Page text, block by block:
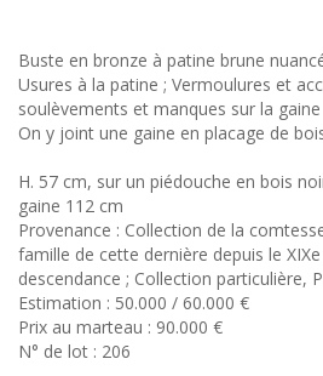
Buste en bronze à patine brune
Usures à la patine ; Vermoulures et
soulèvements et manques sur la gaine
On y joint une gaine en placage de
H. 57 cm, sur un piédouche en bois
gaine 112 cm
Provenance : Collection de la
famille de cette dernière depuis le
descendance ; Collection particulière,
Estimation : 50.000 / 60.000 €
Prix au marteau : 90.000 €
N° de lot : 206